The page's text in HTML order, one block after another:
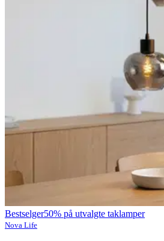
Bestselger50% på utvalgte taklamper
Nova Life